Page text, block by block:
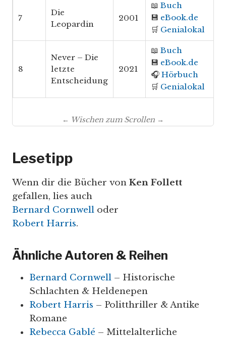
7
Die
Leopardin
2001
📖 Buch
💾 eBook.de
🛒 Genialokal
8
Never – Die
letzte
Entscheidung
2021
📖 Buch
💾 eBook.de
🎧 Hörbuch
🛒 Genialokal
← Wischen zum Scrollen →
Lesetipp
Wenn dir die Bücher von Ken Follett
gefallen, lies auch
Bernard Cornwell oder
Robert Harris.
Ähnliche Autoren & Reihen
Bernard Cornwell – Historische
Schlachten & Heldenepen
Robert Harris – Politthriller & Antike
Romane
Rebecca Gablé – Mittelalterliche